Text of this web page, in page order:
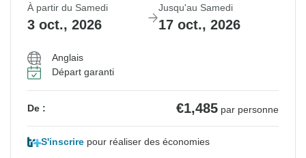
À partir du Samedi
3 oct., 2026
Jusqu'au Samedi
17 oct., 2026
Anglais
Départ garanti
De : €1,485 par personne
S'inscrire pour réaliser des économies